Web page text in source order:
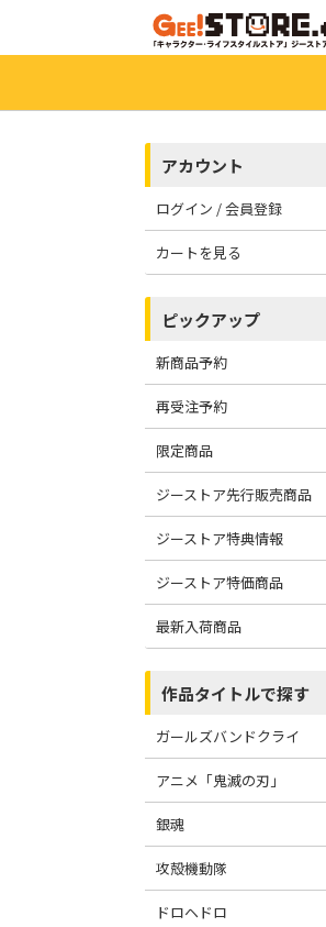
アカウント
ログイン / 会員登録
カートを見る
ピックアップ
新商品予約
再受注予約
限定商品
ジーストア先行販売商品
ジーストア特典情報
ジーストア特価商品
最新入荷商品
作品タイトルで探す
ガールズバンドクライ
アニメ「鬼滅の刃」
銀魂
攻殻機動隊
ドロヘドロ